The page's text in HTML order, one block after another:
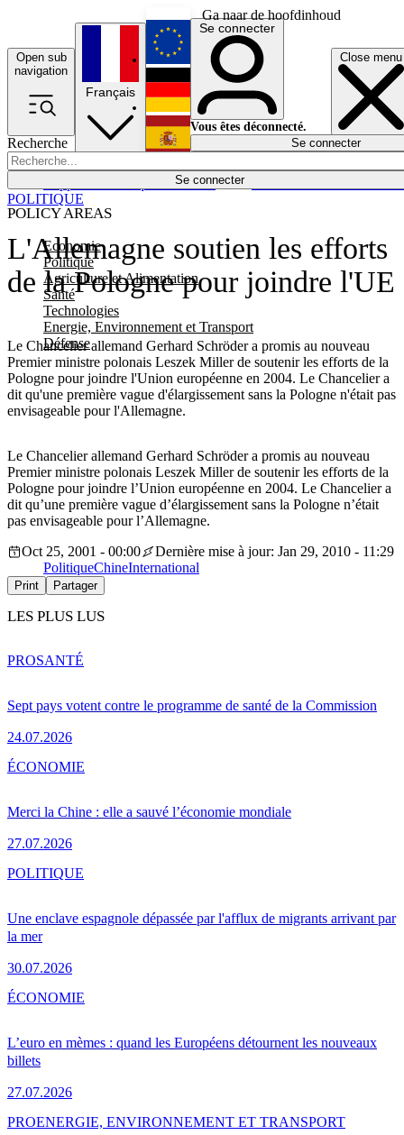
Ga naar de hoofdinhoud
Open sub
navigation
Close menu
Recherche
Se connecter
POLICY AREAS
Economie
Politique
Agriculture et Alimentation
Santé
Technologies
Energie, Environnement et Transport
Défense
Économie
Français
English
Deutsch
Español
Se connecter
Vous êtes déconnecté.
Se connecter
L'Allemagne soutien les efforts
de la Pologne pour joindre l'UE
Le Chancelier allemand Gerhard Schröder a promis au nouveau
Premier ministre polonais Leszek Miller de soutenir les efforts de la
Pologne pour joindre l'Union européenne en 2004. Le Chancelier a
dit qu'une première vague d'élargissement sans la Pologne n'était pas
envisageable pour l'Allemagne.
POLITIQUE
Le Chancelier allemand Gerhard Schröder a promis au nouveau
Premier ministre polonais Leszek Miller de soutenir les efforts de la
Pologne pour joindre l’Union européenne en 2004. Le Chancelier a
dit qu’une première vague d’élargissement sans la Pologne n’était
pas envisageable pour l’Allemagne.
Oct 25, 2001 - 00:00
Dernière mise à jour: Jan 29, 2010 - 11:29
PolitiqueChineInternational
Print Partager
LES PLUS LUS
Sept pays votent contre le programme de santé de la Commission
24.07.2026
PROSANTÉ
Merci la Chine : elle a sauvé l’économie mondiale
27.07.2026
ÉCONOMIE
Une enclave espagnole dépassée par l'afflux de migrants arrivant par
la mer
30.07.2026
POLITIQUE
L’euro en mèmes : quand les Européens détournent les nouveaux
billets
27.07.2026
ÉCONOMIE
PROENERGIE, ENVIRONNEMENT ET TRANSPORT